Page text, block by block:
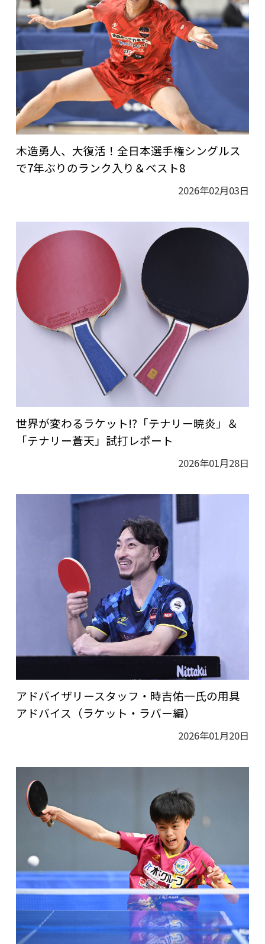
木造勇人、大復活！全日本選手権シングルス
で7年ぶりのランク入り＆ベスト8
2026年02月03日
世界が変わるラケット!?「テナリー暁炎」＆
「テナリー蒼天」試打レポート
2026年01月28日
アドバイザリースタッフ・時吉佑一氏の用具
アドバイス（ラケット・ラバー編）
2026年01月20日